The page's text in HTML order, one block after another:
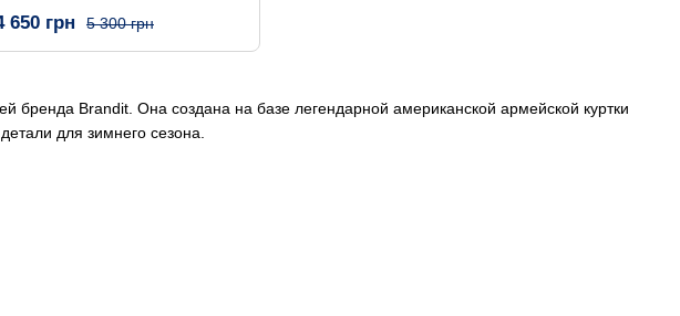
бренда Brandit. Она создана на базе легендарной американской армейской куртки
для зимнего сезона.
5 300 грн
650 грн